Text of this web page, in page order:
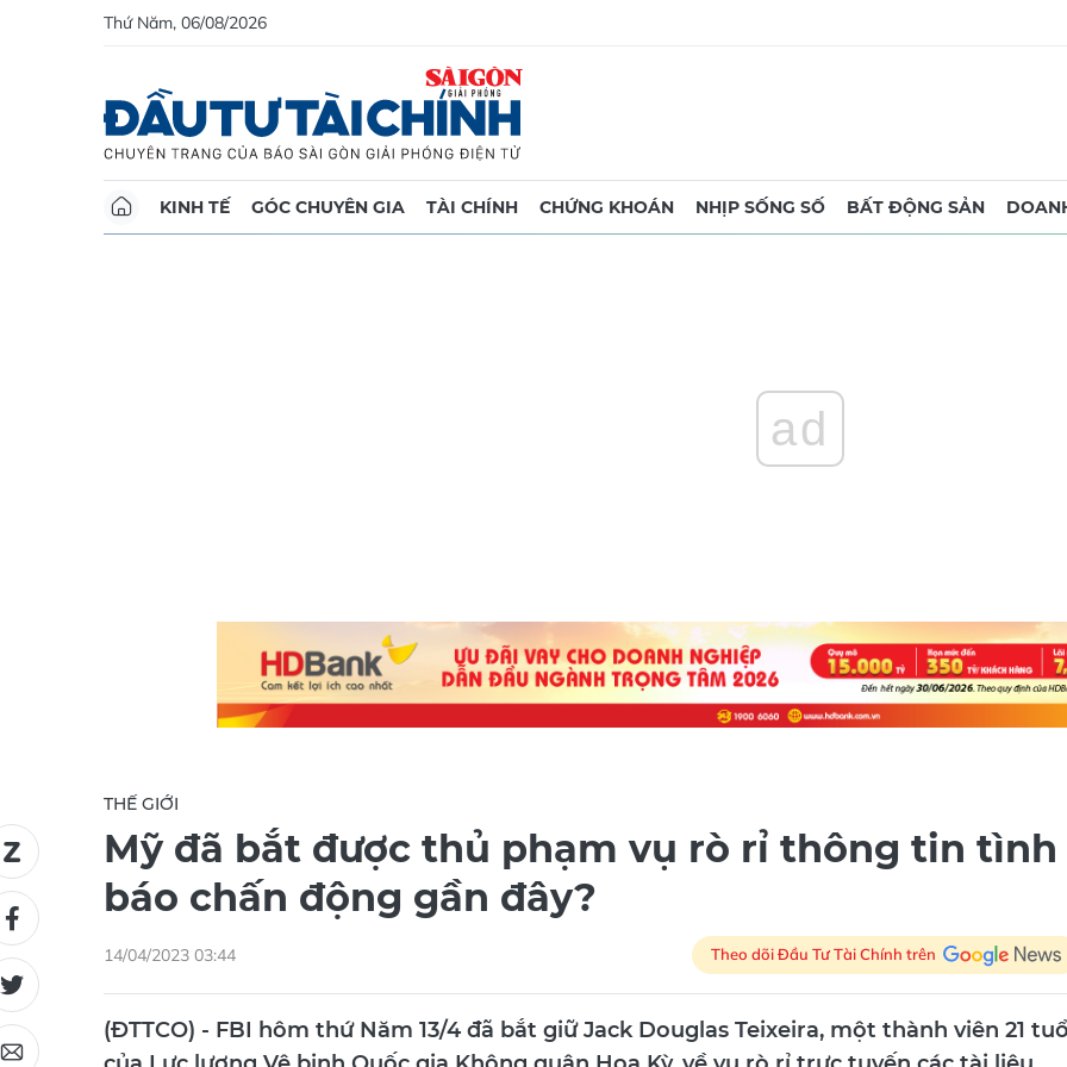
Thứ Năm, 06/08/2026
KINH TẾ GÓC CHUYÊN GIA TÀI CHÍNH CHỨNG KHOÁN NHỊP SỐNG SỐ BẤT ĐỘNG SẢN
ad
THẾ GIỚI
Mỹ đã bắt được thủ phạm vụ rò rỉ thông tin tình
báo chấn động gần đây?
14/04/2023 03:44 Theo dõi Đầu Tư Tài Chính trên
(ĐTTCO) - FBI hôm thứ Năm 13/4 đã bắt giữ Jack Douglas Teixeira, một thành viên 21